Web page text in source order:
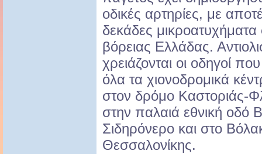
οδικές αρτηρίες, με
δεκάδες
βόρειας Ελλάδας.
χρειάζονται οι οδηγοί
όλα τα χιονοδρομικά
στον δρόμο Καστοριάς-
στην παλαιά εθνική οδό
Σιδηρόνερο και στο
Θεσσαλονίκης.